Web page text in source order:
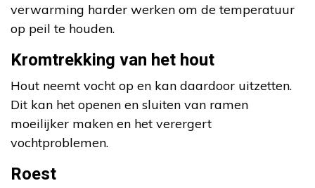
verwarming harder werken om de temperatuur
op peil te houden.
Kromtrekking van het hout
Hout neemt vocht op en kan daardoor uitzetten.
Dit kan het openen en sluiten van ramen
moeilijker maken en het verergert
vochtproblemen.
Roest